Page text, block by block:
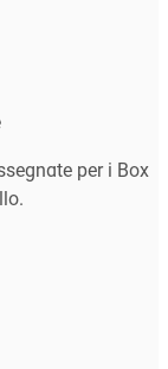
per i Box